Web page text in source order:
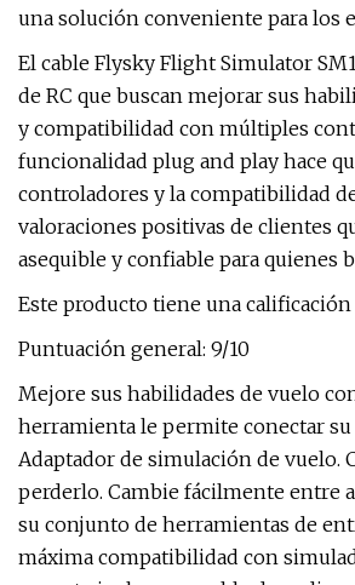
una solución conveniente para los
El cable Flysky Flight Simulator
de RC que buscan mejorar sus
y compatibilidad con múltiples
funcionalidad plug and play hace
controladores y la compatibilidad
valoraciones positivas de clientes
asequible y confiable para quienes
Este producto tiene una
Puntuación general: 9/10
Mejore sus habilidades de vuelo
herramienta le permite conectar
Adaptador de simulación de vuelo.
perderlo. Cambie fácilmente entre
su conjunto de herramientas de
máxima compatibilidad con